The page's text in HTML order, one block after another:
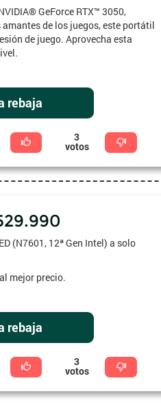
GeForce RTX™ 3050,
de los juegos, este portátil
de juego. Aprovecha esta
rebaja
3
votos
(N7601, 12ª Gen Intel) a solo
mejor precio.
rebaja
3
votos